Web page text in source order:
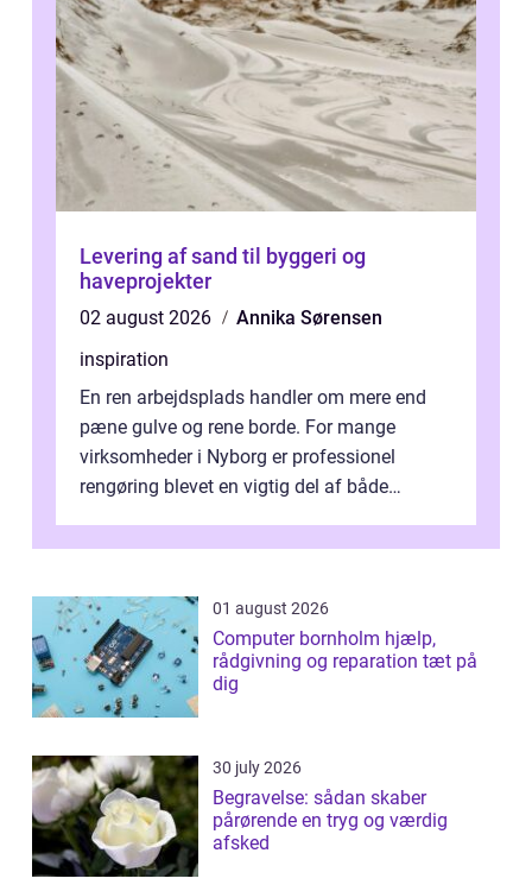
Levering af sand til byggeri og
haveprojekter
02 august 2026
Annika Sørensen
inspiration
En ren arbejdsplads handler om mere end
pæne gulve og rene borde. For mange
virksomheder i Nyborg er professionel
rengøring blevet en vigtig del af både
samlede ...
01 august 2026
Computer bornholm hjælp,
rådgivning og reparation tæt på
dig
30 july 2026
Begravelse: sådan skaber
pårørende en tryg og værdig
afsked